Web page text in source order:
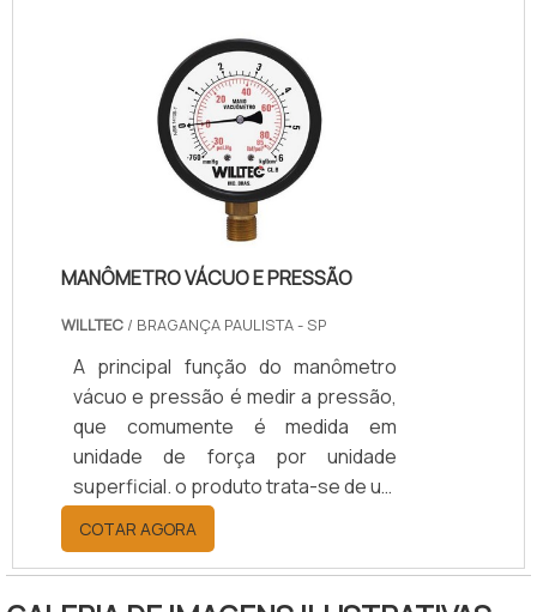
sistema em que é necessário abrir
ou fechar o fluxo, realizando
mudanças bruscas de pressão e de
alta absorção de carga.Também
chamado de válvula globo, o registro
é formado por um disco móvel que é
preso a um anel fixo e u.
MANÔMETRO VÁCUO E PRESSÃO
WILLTEC / BRAGANÇA PAULISTA - SP
A principal função do manômetro
vácuo e pressão é medir a pressão,
que comumente é medida em
unidade de força por unidade
superficial. o produto trata-se de um
dispositivo de medição de pressão
que usa, principalmente, a força
aplicada por líquidos específicos,
como o gás. Sua pressão é exercida
COTAR AGORA